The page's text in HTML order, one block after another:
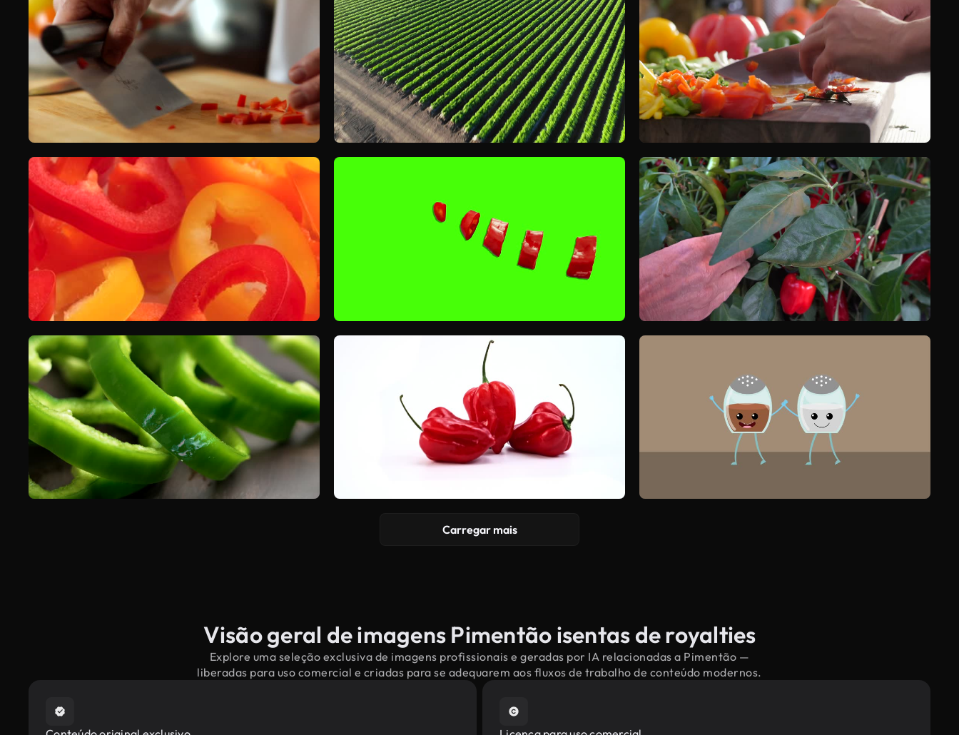
Carregar mais
Visão geral de imagens Pimentão isentas de royalties
Explore uma seleção exclusiva de imagens profissionais e geradas por IA relacionadas a Pimentão —
liberadas para uso comercial e criadas para se adequarem aos fluxos de trabalho de conteúdo modernos.